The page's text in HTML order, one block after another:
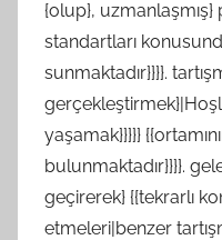
{olup}, uzmanlaşmış}
standartları
sunmaktadır}}}}.
yaşamak}}}}}
bulunmaktadır}}}}.
geçirerek} {{tekrarlı
etmeleri|benzer